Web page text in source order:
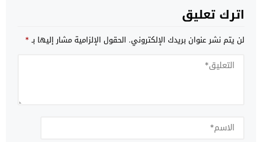
اترك تعليق
لن يتم نشر عنوان بريدك الإلكتروني. الحقول الإلزامية مشار إليها بـ*